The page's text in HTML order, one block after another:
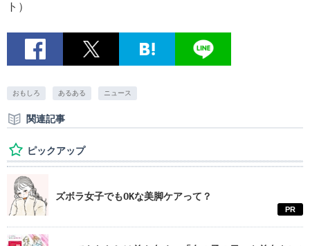
ト）
おもしろ あるある ニュース
関連記事
ピックアップ
ズボラ女子でもOKな美脚ケアって？
PR